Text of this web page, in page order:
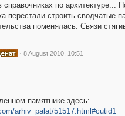
справочниках по архитектуре...
перестали строить сводчатые
поменялась. Связи
· 8 August 2010, 10:51
памятнике здесь:
arhiv_palat/51517.html#cutid1